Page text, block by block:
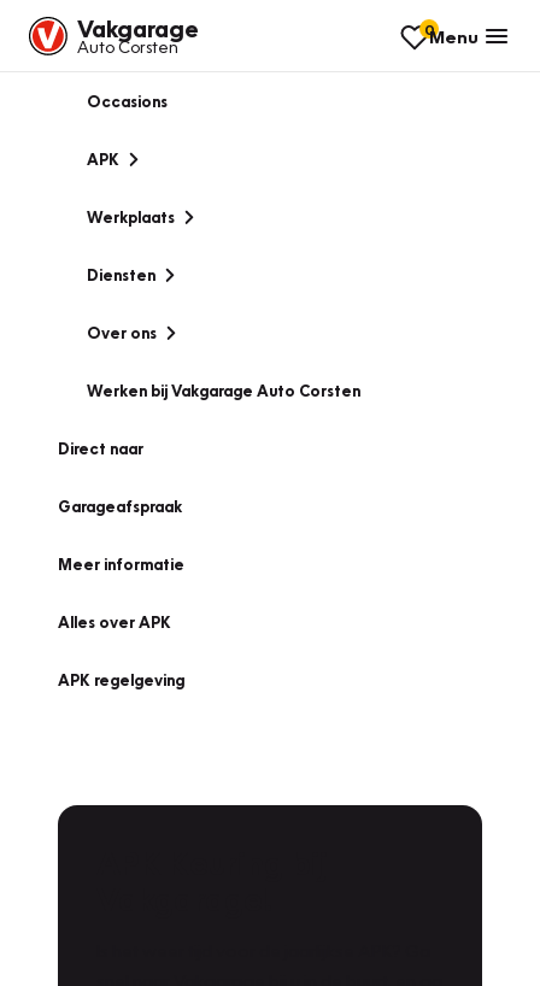
Vakgarage
Auto Corsten
0Menu
Occasions
APK
Werkplaats
Diensten
Over ons
Werken bij Vakgarage Auto Corsten
Direct naar
Garageafspraak
Meer informatie
Alles over APK
APK regelgeving